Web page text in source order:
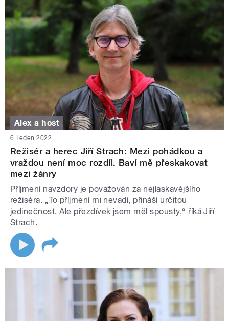
Alex a host
6. leden 2022
Režisér a herec Jiří Strach: Mezi pohádkou a
vraždou není moc rozdíl. Baví mě přeskakovat
mezi žánry
Příjmení navzdory je považován za nejlaskavějšího
režiséra. „To příjmení mi nevadí, přináší určitou
jedinečnost. Ale přezdívek jsem měl spousty,“ říká Jiří
Strach.